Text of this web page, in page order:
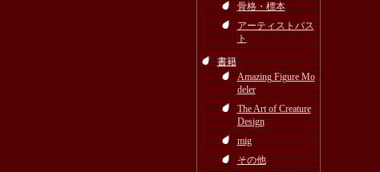
骨格・標本
アーティストバス
ト
書籍
Amazing Figure Mo
deler
The Art of Creature
Design
mig
その他